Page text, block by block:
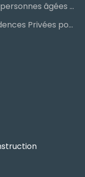
Signer un bail en résidence pour personnes âgées (RPA) : ce qu’il faut savoir
Le palmarès des meilleures Résidences Privées pour Aînés (RPA)